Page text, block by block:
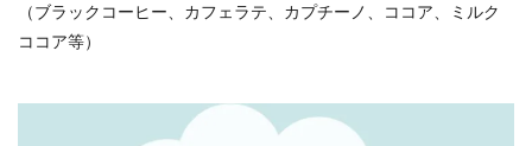
（ブラックコーヒー、カフェラテ、カプチーノ、ココア、ミルク
ココア等）